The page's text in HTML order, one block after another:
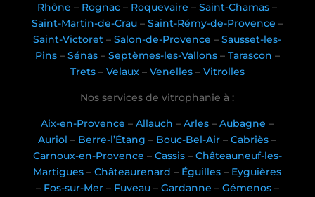
Rhône – Rognac – Roquevaire –Saint-Chamas –
Saint-Martin-de-Crau– Saint-Rémy-de-Provence –
Saint-Victoret –Salon-de-Provence –Sausset-les-
Pins– Sénas– Septèmes-les-Vallons– Tarascon –
Trets– Velaux– Venelles– Vitrolles
Nos services de vitrophanie à :
Aix-en-Provence –Allauch –Arles –Aubagne –
Auriol – Berre-l’Étang – Bouc-Bel-Air –Cabriès –
Carnoux-en-Provence – Cassis– Châteauneuf-les-
Martigues –Châteaurenard – Éguilles – Eyguières
– Fos-sur-Mer– Fuveau– Gardanne – Gémenos–